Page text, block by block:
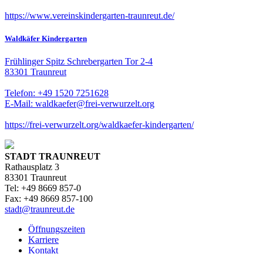
https://www.vereinskindergarten-traunreut.de/
Waldkäfer Kindergarten
Frühlinger Spitz Schrebergarten Tor 2-4
83301 Traunreut
Telefon: +49 1520 7251628
E-Mail: waldkaefer@frei-verwurzelt.org
https://frei-verwurzelt.org/waldkaefer-kindergarten/
STADT TRAUNREUT
Rathausplatz 3
83301 Traunreut
Tel: +49 8669 857-0
Fax: +49 8669 857-100
stadt@traunreut.de
Öffnungszeiten
Karriere
Kontakt